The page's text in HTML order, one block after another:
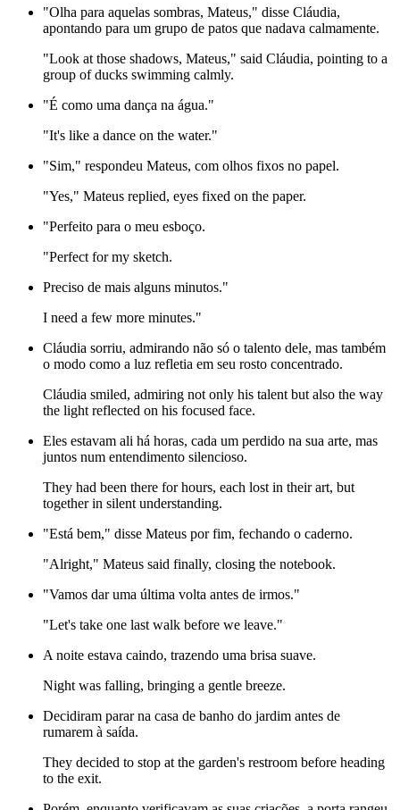
"Olha para aquelas sombras, Mateus," disse Cláudia,
apontando para um grupo de patos que nadava calmamente.
"Look at those shadows, Mateus," said Cláudia, pointing to a
group of ducks swimming calmly.
"É como uma dança na água."
"It's like a dance on the water."
"Sim," respondeu Mateus, com olhos fixos no papel.
"Yes," Mateus replied, eyes fixed on the paper.
"Perfeito para o meu esboço.
"Perfect for my sketch.
Preciso de mais alguns minutos."
I need a few more minutes."
Cláudia sorriu, admirando não só o talento dele, mas também
o modo como a luz refletia em seu rosto concentrado.
Cláudia smiled, admiring not only his talent but also the way
the light reflected on his focused face.
Eles estavam ali há horas, cada um perdido na sua arte, mas
juntos num entendimento silencioso.
They had been there for hours, each lost in their art, but
together in silent understanding.
"Está bem," disse Mateus por fim, fechando o caderno.
"Alright," Mateus said finally, closing the notebook.
"Vamos dar uma última volta antes de irmos."
"Let's take one last walk before we leave."
A noite estava caindo, trazendo uma brisa suave.
Night was falling, bringing a gentle breeze.
Decidiram parar na casa de banho do jardim antes de
rumarem à saída.
They decided to stop at the garden's restroom before heading
to the exit.